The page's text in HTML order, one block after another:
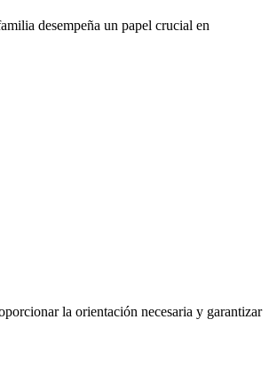
desempeña un papel crucial en
la orientación necesaria y garantizar